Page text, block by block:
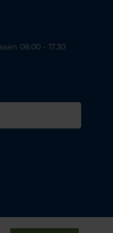
08.00 - 17.30